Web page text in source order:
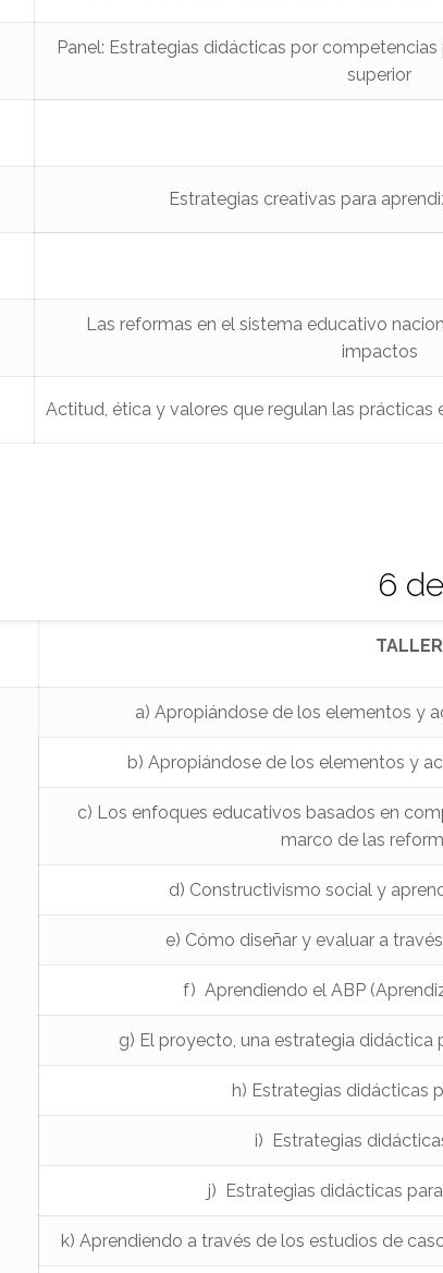
Panel: Estrategias didácticas por
superior
Estrategias creativas para
Las reformas en el sistema educativo
impactos
Actitud, ética y valores que regulan las prácticas
6
a) Apropiándose de los elementos y
b) Apropiándose de los elementos y
c) Los enfoques educativos basados en
marco de las
d) Constructivismo social y
e) Cómo diseñar y evaluar a
f) Aprendiendo el ABP
g) El proyecto, una estrategia
h) Estrategias didácticas
i) Estrategias
j) Estrategias didácticas
k) Aprendiendo a través de los estudios de